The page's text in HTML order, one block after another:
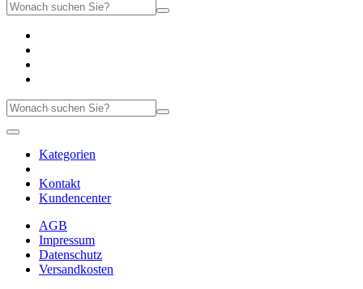
Kategorien
Kontakt
Kundencenter
AGB
Impressum
Datenschutz
Versandkosten